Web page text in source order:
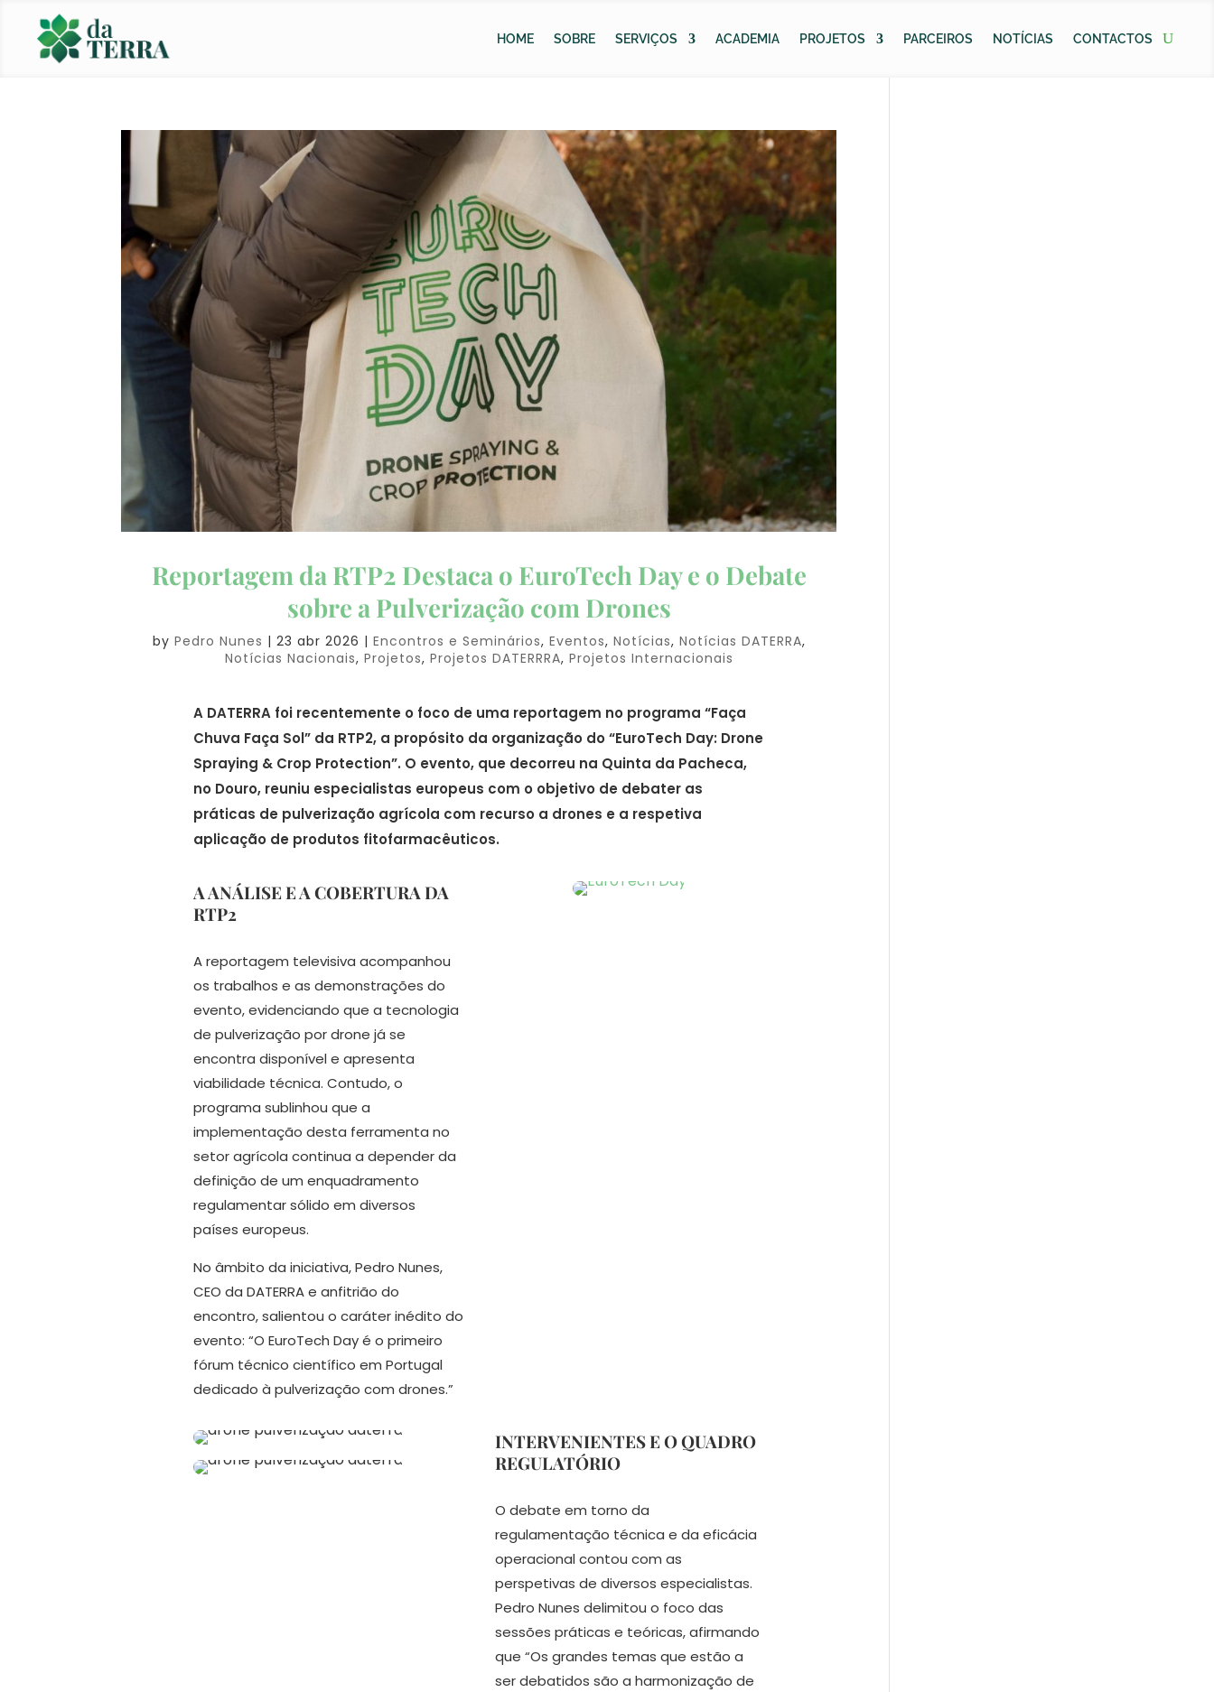
HOME SOBRE SERVIÇOS ACADEMIA PROJETOS PARCEIROS NOTÍCIAS CONTACTOS
Reportagem da RTP2 Destaca o EuroTech Day e o Debate
sobre a Pulverização com Drones
by Pedro Nunes | 23 abr 2026 | Encontros e Seminários, Eventos, Notícias, Notícias DATERRA,
Notícias Nacionais, Projetos, Projetos DATERRRA, Projetos Internacionais
A DATERRA foi recentemente o foco de uma reportagem no programa “Faça
Chuva Faça Sol” da RTP2, a propósito da organização do “EuroTech Day: Drone
Spraying & Crop Protection”. O evento, que decorreu na Quinta da Pacheca,
no Douro, reuniu especialistas europeus com o objetivo de debater as
práticas de pulverização agrícola com recurso a drones e a respetiva
aplicação de produtos fitofarmacêuticos.
A ANÁLISE E A COBERTURA DA
RTP2
A reportagem televisiva acompanhou
os trabalhos e as demonstrações do
evento, evidenciando que a tecnologia
de pulverização por drone já se
encontra disponível e apresenta
viabilidade técnica. Contudo, o
programa sublinhou que a
implementação desta ferramenta no
setor agrícola continua a depender da
definição de um enquadramento
regulamentar sólido em diversos
países europeus.
No âmbito da iniciativa, Pedro Nunes,
CEO da DATERRA e anfitrião do
encontro, salientou o caráter inédito do
evento: “O EuroTech Day é o primeiro
fórum técnico científico em Portugal
dedicado à pulverização com drones.”
INTERVENIENTES E O QUADRO
REGULATÓRIO
O debate em torno da
regulamentação técnica e da eficácia
operacional contou com as
perspetivas de diversos especialistas.
Pedro Nunes delimitou o foco das
sessões práticas e teóricas, afirmando
que “Os grandes temas que estão a
ser debatidos são a harmonização de